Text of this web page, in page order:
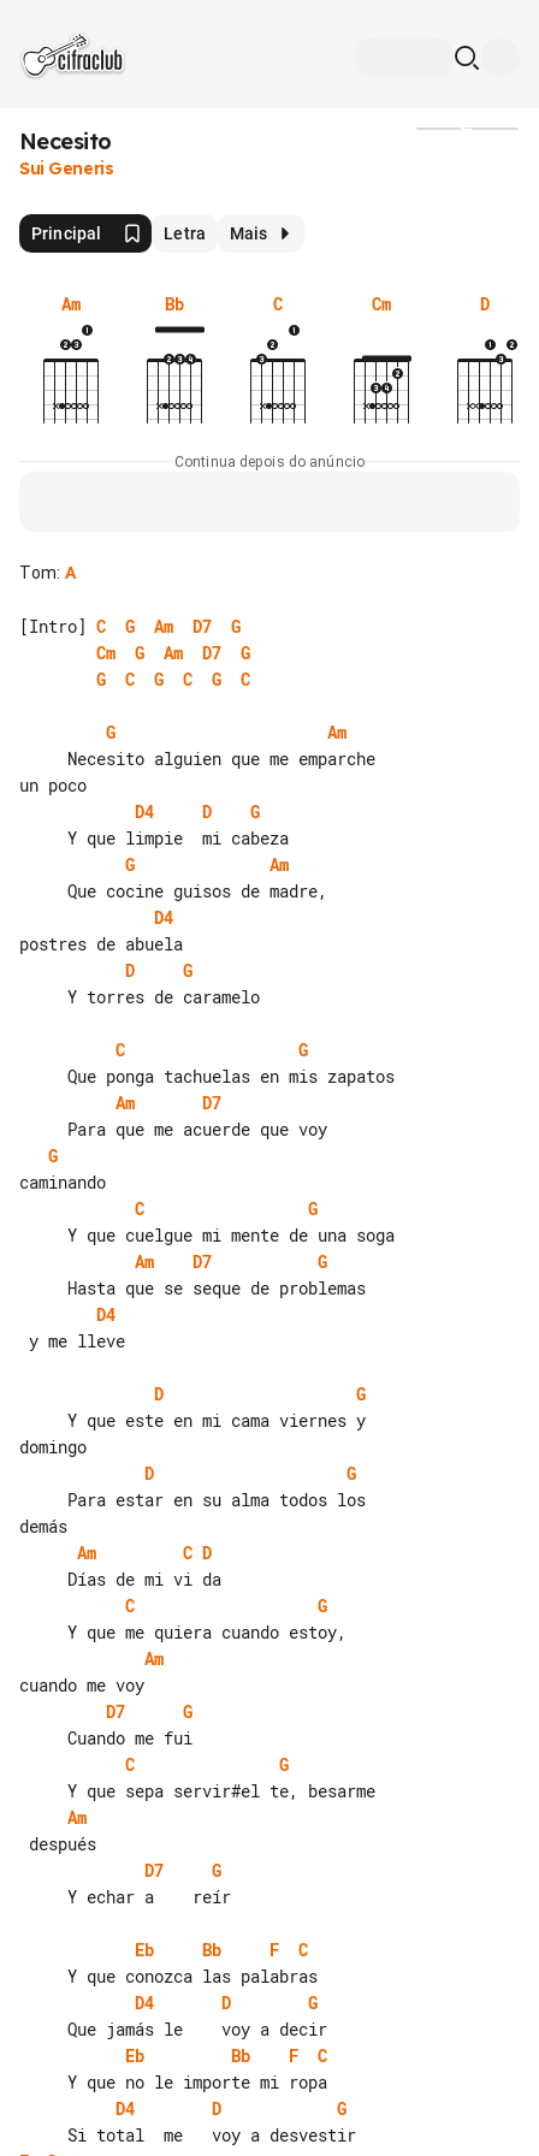
Necesito
Sui Generis
Principal Letra Mais
Am Bb C Cm D
Continua depois do anúncio
Tom: A
[Intro] C G Am D7
G
Cm
G Am D7
G
G
C G C G C
G
Am
D4
D
G
G
Am
D4
D
G
C
G
Am
D7
G
C
G
Am
D7
G
D4
D
G
D
G
Am
C D
C
G
Am
D7
G
C
G
Am
D7
G
Eb Bb F
C
D4
D
G
Eb
Bb F
C
D4
D
G